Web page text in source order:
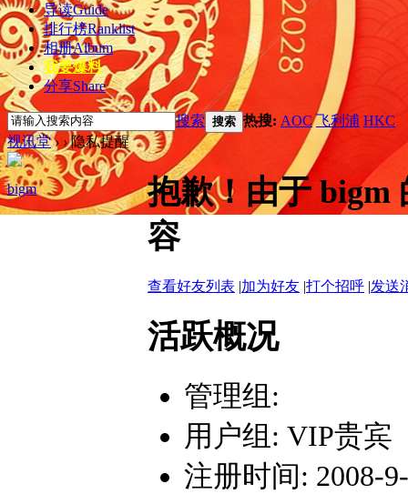
导读Guide
排行榜Ranklist
相册Album
我要爆料
分享Share
搜索 搜索 热搜: AOC 飞利浦 HKC
视讯堂 › ›隐私提醒
bigm
抱歉！由于 bigm
容
查看好友列表 |加为好友 |打个招呼 |发送
活跃概况
管理组:
用户组: VIP贵宾
注册时间: 2008-